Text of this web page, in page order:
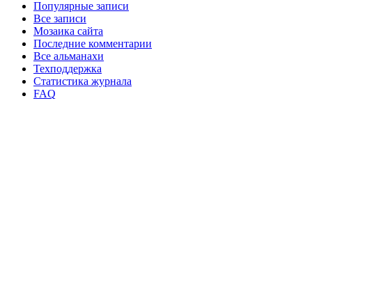
Популярные записи
Все записи
Мозаика сайта
Последние комментарии
Все альманахи
Техподдержка
Статистика журнала
FAQ